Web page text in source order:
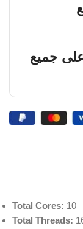
جميع
Total Cores: 10
Total Threads: